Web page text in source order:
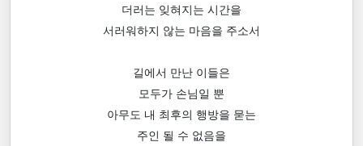
더러는 잊혀지는 시간을
서러워하지 않는 마음을 주소서
길에서 만난 이들은
모두가 손님일 뿐
아무도 내 최후의 행방을 묻는
주인 될 수 없음을